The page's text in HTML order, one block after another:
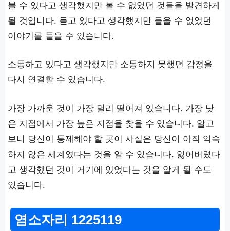
볼 수 있다고 생각했지만 볼 수 없었던 것들을 발견하게
될 것입니다. 듣고 있다고 생각했지만 들을 수 없었던
이야기를 들을 수 있습니다.
소통하고 있다고 생각했지만 소통하지 못했던 감정을
다시 연결할 수 있습니다.
가장 가까운 것이 가장 멀리 떨어져 있습니다. 가장 낮
은 지점에서 가장 높은 지점을 찾을 수 있습니다. 알고
보니 당신이 통제해야 할 곳이 사실은 당신이 아직 익숙
하지 않은 세계였다는 것을 알 수 있습니다. 잃어버렸다
고 생각했던 것이 거기에 있었다는 것을 알게 될 수도
있습니다.
염소자리 1225119